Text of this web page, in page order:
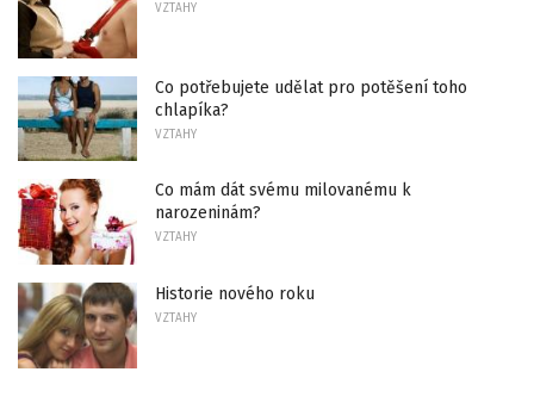
VZTAHY
Co potřebujete udělat pro potěšení toho
chlapíka?
VZTAHY
Co mám dát svému milovanému k
narozeninám?
VZTAHY
Historie nového roku
VZTAHY